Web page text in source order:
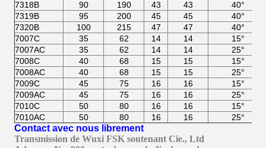
7318B
90 190 43 43
40°
7319B
95 200 45 45
40°
7320B
100 215 47 47
40°
7007C
35 62 14 14
15°
7007AC
35 62 14 14
25°
7008C
40 68 15 15
15°
7008AC
40 68 15 15
25°
7009C
45 75 16 16
15°
7009AC
45 75 16 16
25°
7010C
50 80 16 16
15°
7010AC
50 80 16 16 25°
Contact avec nous librement
Transmission de Wuxi FSK soutenant Cie., Ltd